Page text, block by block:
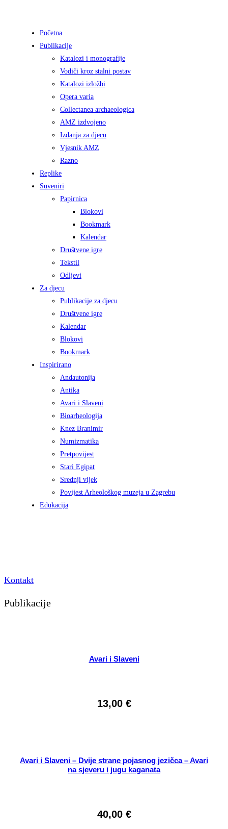
Početna
Publikacije
Katalozi i monografije
Vodiči kroz stalni postav
Katalozi izložbi
Opera varia
Collectanea archaeologica
AMZ izdvojeno
Izdanja za djecu
Vjesnik AMZ
Razno
Replike
Suveniri
Papirnica
Blokovi
Bookmark
Kalendar
Društvene igre
Tekstil
Odljevi
Za djecu
Publikacije za djecu
Društvene igre
Kalendar
Blokovi
Bookmark
Inspirirano
Andautonija
Antika
Avari i Slaveni
Bioarheologija
Knez Branimir
Numizmatika
Pretpovijest
Stari Egipat
Srednji vijek
Povijest Arheološkog muzeja u Zagrebu
Edukacija
Kontakt
Publikacije
Avari i Slaveni
13,00 €
Avari i Slaveni – Dvije strane pojasnog jezičca – Avari
na sjeveru i jugu kaganata
40,00 €